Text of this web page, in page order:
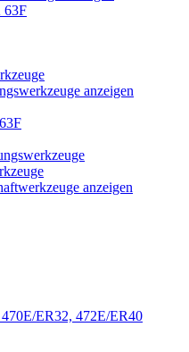
63F
anzeigen
anzeigen
ER32, 472E/ER40